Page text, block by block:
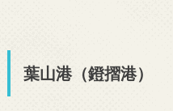
葉山港（鐙摺港）